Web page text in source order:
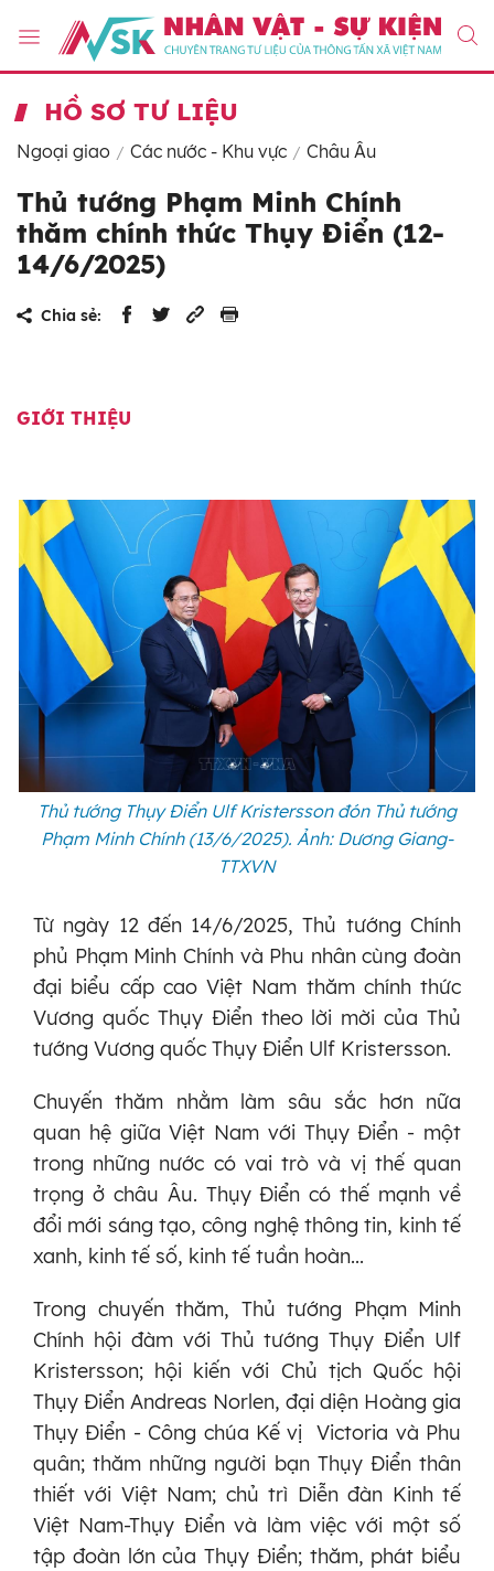
HỒ SƠ TƯ LIỆU
Ngoại giao Các nước - Khu vực Châu Âu
Thủ tướng Phạm Minh Chính
thăm chính thức Thụy Điển (12-
14/6/2025)
Chia sẻ:
GIỚI THIỆU
Thủ tướng Thụy Điển Ulf Kristersson đón Thủ tướng
Phạm Minh Chính (13/6/2025). Ảnh: Dương Giang-
TTXVN
Từ ngày 12 đến 14/6/2025, Thủ tướng Chính
phủ Phạm Minh Chính và Phu nhân cùng đoàn
đại biểu cấp cao Việt Nam thăm chính thức
Vương quốc Thụy Điển theo lời mời của Thủ
tướng Vương quốc Thụy Điển Ulf Kristersson.
Chuyến thăm nhằm làm sâu sắc hơn nữa
quan hệ giữa Việt Nam với Thụy Điển - một
trong những nước có vai trò và vị thế quan
trọng ở châu Âu. Thụy Điển có thế mạnh về
đổi mới sáng tạo, công nghệ thông tin, kinh tế
xanh, kinh tế số, kinh tế tuần hoàn...
Trong chuyến thăm, Thủ tướng Phạm Minh
Chính hội đàm với Thủ tướng Thụy Điển Ulf
Kristersson; hội kiến với Chủ tịch Quốc hội
Thụy Điển Andreas Norlen, đại diện Hoàng gia
Thụy Điển - Công chúa Kế vị Victoria và Phu
quân; thăm những người bạn Thụy Điển thân
thiết với Việt Nam; chủ trì Diễn đàn Kinh tế
Việt Nam-Thụy Điển và làm việc với một số
tập đoàn lớn của Thụy Điển; thăm, phát biểu